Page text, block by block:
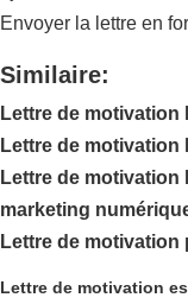
Envoyer la lettre en
Similaire:
Lettre de motivation
Lettre de motivation
Lettre de
marketing
Lettre de
Lettre de motivation